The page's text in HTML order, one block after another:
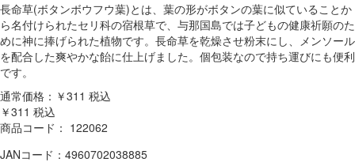
長命草(ボタンボウフウ葉)とは、葉の形がボタンの葉に似ていることか
ら名付けられたセリ科の宿根草で、与那国島では子どもの健康祈願のた
めに神に捧げられた植物です。長命草を乾燥させ粉末にし、メンソール
を配合した爽やかな飴に仕上げました。個包装なので持ち運びにも便利
です。
通常価格：￥311 税込
￥311 税込
商品コード： 122062
JANコード：4960702038885